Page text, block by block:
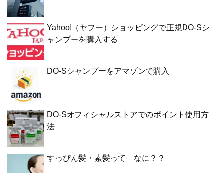
Yahoo!（ヤフー）ショッピングで正規DO-Sシ
ャンプーを購入する
DO-Sシャンプーをアマゾンで購入
DO-Sオフィシャルストアでのポイント使用方
法
すっぴん髪・素髪って なに？？